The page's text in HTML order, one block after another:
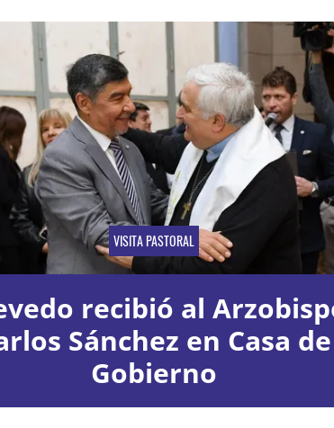
VISITA PASTORAL
recibió al
Sánchez en Casa de
Gobierno